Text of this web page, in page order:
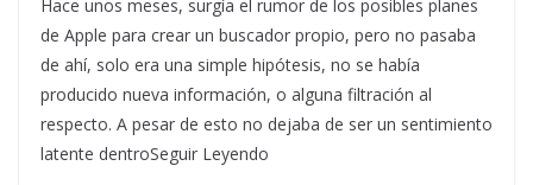
Hace unos meses, surgía el rumor de los posibles planes
de Apple para crear un buscador propio, pero no pasaba
de ahí, solo era una simple hipótesis, no se había
producido nueva información, o alguna filtración al
respecto. A pesar de esto no dejaba de ser un sentimiento
latente dentroSeguir Leyendo